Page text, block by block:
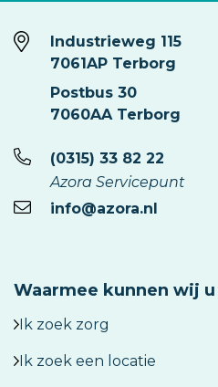
Industrieweg 115
7061AP Terborg
Postbus 30
7060AA Terborg
(0315) 33 82 22
Azora Servicepunt
info@azora.nl
Waarmee kunnen wij u
Ik zoek zorg
Ik zoek een locatie